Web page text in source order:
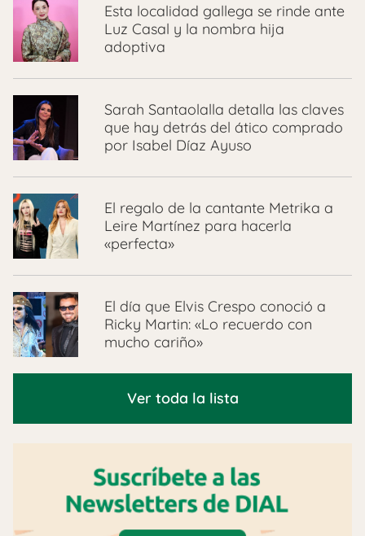
Esta localidad gallega se rinde ante
Luz Casal y la nombra hija
adoptiva
Sarah Santaolalla detalla las claves
que hay detrás del ático comprado
por Isabel Díaz Ayuso
El regalo de la cantante Metrika a
Leire Martínez para hacerla
«perfecta»
El día que Elvis Crespo conoció a
Ricky Martin: «Lo recuerdo con
mucho cariño»
Ver toda la lista